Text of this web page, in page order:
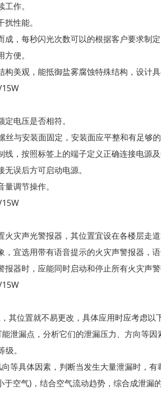
作。
性能。
，每秒闪光次数可以的根据客户要求制定
便。
美观，能抵御盐雾腐蚀特殊结构，设计
电压是否相符。
与安装面固定，安装面应平整和有足够的
，按照标签上的端子定义正确连接电源及
误后方可启动电源。
调节操作。
灾声光警报器，其位置宜设在各楼层走道
宜选用带有语音提示的火灾声警报器，语
器时，应能同时启动和停止所有火灾声警
其位置就不易更改，具体应用时应考虑以
泄漏点，分析它们的泄漏压力、方向等
。
等具体因素，判断当发生大量泄漏时，有
于空气)，结合空气流动趋势，综合成泄漏